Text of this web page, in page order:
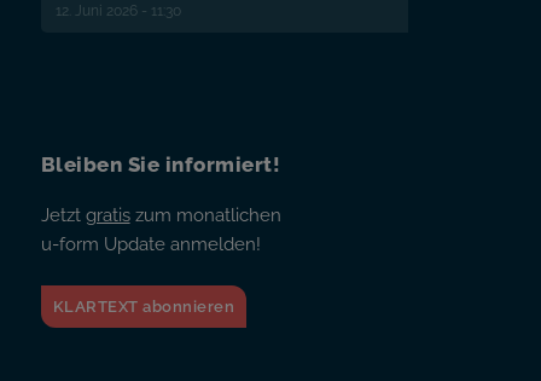
12. Juni 2026 - 11:30
Bleiben Sie informiert!
Jetzt gratiszum monatlichen
u-form Update anmelden!
KLARTEXT abonnieren